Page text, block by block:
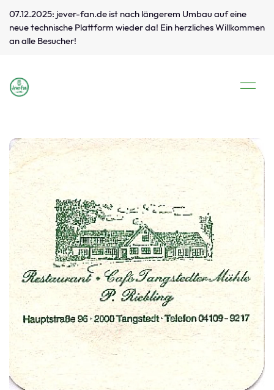
07.12.2025: jever-fan.de ist nach längerem Umbau auf eine
neue technische Plattform wieder da! Ein herzliches Willkommen
an alle Besucher!